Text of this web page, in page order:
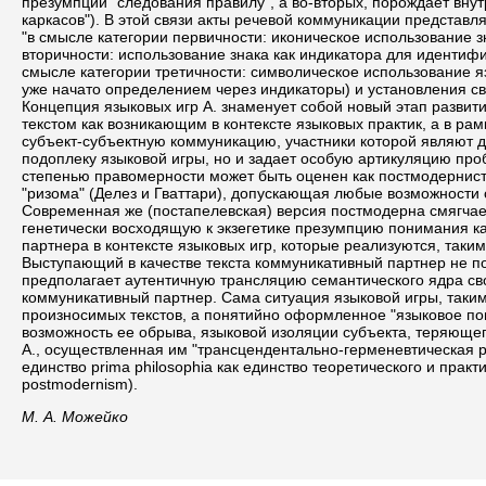
каркасов"). В этой связи акты речевой коммуникации
"в смысле категории первичности: иконическое
вторичности: использование знака как индикатора для
смысле категории третичности: символическое
уже начато определением через индикаторы) и установления
Концепция языковых игр А. знаменует собой новый этап
текстом как возникающим в контексте языковых практик, а в
субъект-субъектную коммуникацию, участники которой являют
подоплеку языковой игры, но и задает особую артикуляцию
степенью правомерности может быть оценен как
"ризома" (Делез и Гваттари), допускающая любые возможности
Современная же (постапелевская) версия постмодерна
генетически восходящую к экзегетике презумпцию понимания
партнера в контексте языковых игр, которые реализуются,
Выступающий в качестве текста коммуникативный партнер
предполагает аутентичную трансляцию семантического ядра
коммуникативный партнер. Сама ситуация языковой игры,
произносимых текстов, а понятийно оформленное "языковое
возможность ее обрыва, языковой изоляции субъекта,
А., осуществленная им "трансцендентально-
единство prima philosophia как единство теоретического и
postmodernism).
М. А. Можейко